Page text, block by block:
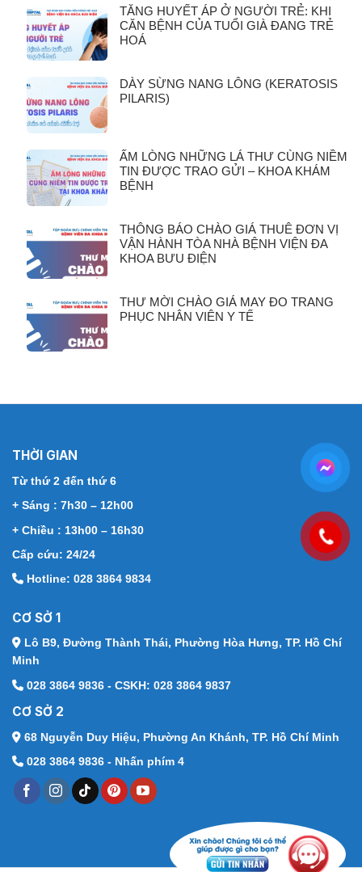
TĂNG HUYẾT ÁP Ở NGƯỜI TRẺ: KHI
CĂN BỆNH CỦA TUỔI GIÀ ĐANG TRẺ
HOÁ
DÀY SỪNG NANG LÔNG (KERATOSIS
PILARIS)
ẤM LÒNG NHỮNG LÁ THƯ CÙNG NIỀM
TIN ĐƯỢC TRAO GỬI – KHOA KHÁM
BỆNH
THÔNG BÁO CHÀO GIÁ THUÊ ĐƠN VỊ
VẬN HÀNH TÒA NHÀ BỆNH VIỆN ĐA
KHOA BƯU ĐIỆN
THƯ MỜI CHÀO GIÁ MAY ĐO TRANG
PHỤC NHÂN VIÊN Y TẾ
THỜI GIAN
Từ thứ 2 đến thứ 6
+ Sáng : 7h30 – 12h00
+ Chiều : 13h00 – 16h30
Cấp cứu: 24/24
Hotline: 028 3864 9834
CƠ SỞ 1
Lô B9, Đường Thành Thái, Phường Hòa Hưng, TP. Hồ Chí
Minh
028 3864 9836 - CSKH: 028 3864 9837
CƠ SỞ 2
68 Nguyễn Duy Hiệu, Phường An Khánh, TP. Hồ Chí Minh
028 3864 9836 - Nhấn phím 4